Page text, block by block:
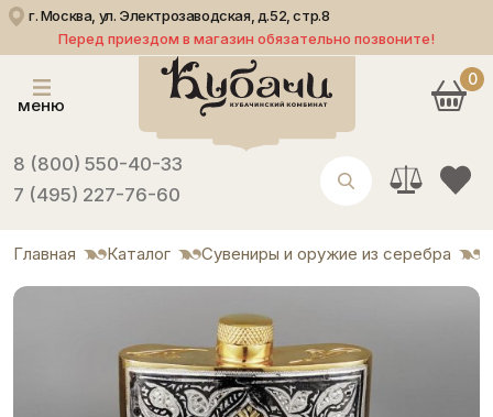
г. Москва, ул. Электрозаводская, д.52, стр.8
Перед приездом в магазин обязательно позвоните!
меню
8 (800) 550-40-33
7 (495) 227-76-60
0
Главная Каталог Сувениры и оружие из серебра